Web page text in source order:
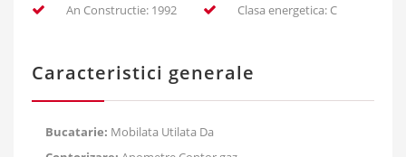
An Constructie: 1992
Clasa energetica: C
Caracteristici generale
Bucatarie: Mobilata Utilata Da